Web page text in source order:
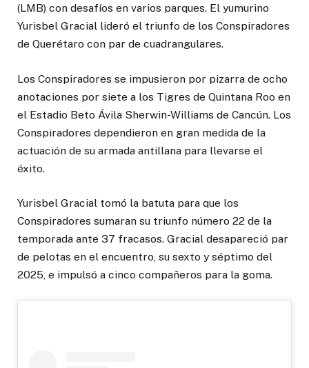
(LMB) con desafíos en varios parques. El yumurino
Yurisbel Gracial lideró el triunfo de los Conspiradores
de Querétaro con par de cuadrangulares.
Los Conspiradores se impusieron por pizarra de ocho
anotaciones por siete a los Tigres de Quintana Roo en
el Estadio Beto Ávila Sherwin-Williams de Cancún. Los
Conspiradores dependieron en gran medida de la
actuación de su armada antillana para llevarse el
éxito.
Yurisbel Gracial tomó la batuta para que los
Conspiradores sumaran su triunfo número 22 de la
temporada ante 37 fracasos. Gracial desapareció par
de pelotas en el encuentro, su sexto y séptimo del
2025, e impulsó a cinco compañeros para la goma.